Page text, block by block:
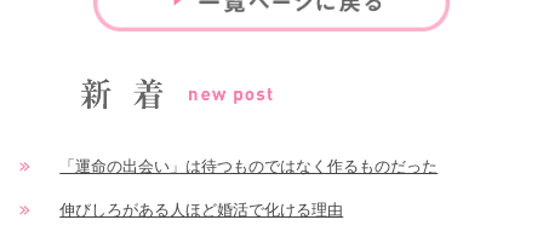
「運命の出会い」は待つものではなく作るものだった
伸びしろがある人ほど婚活で化ける理由